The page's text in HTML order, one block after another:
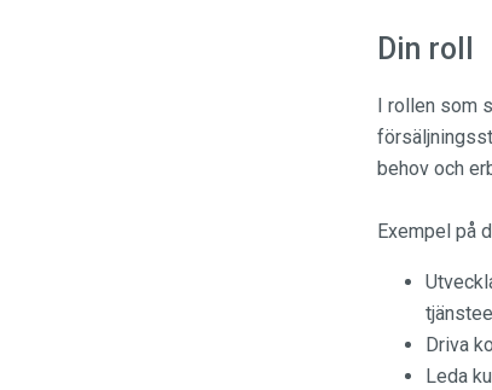
Din roll
I rollen som
behov och
Exempel på
Driva
Leda